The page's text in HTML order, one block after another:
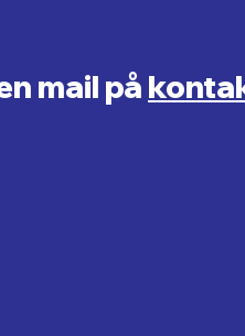
mail på